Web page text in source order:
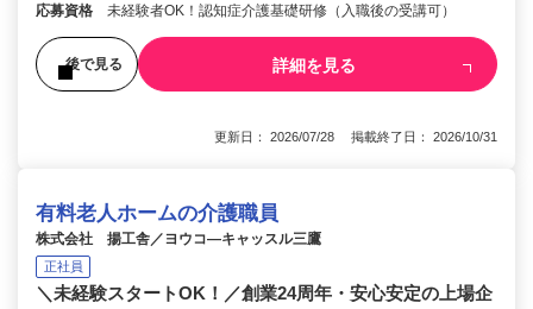
応募資格 未経験者OK！認知症介護基礎研修（入職後の受講可）
後で見る 詳細を見る
更新日： 2026/07/28 掲載終了日： 2026/10/31
有料老人ホームの介護職員
株式会社 揚工舎／ヨウコ―キャッスル三鷹
正社員
＼未経験スタートOK！／創業24周年・安心安定の上場企